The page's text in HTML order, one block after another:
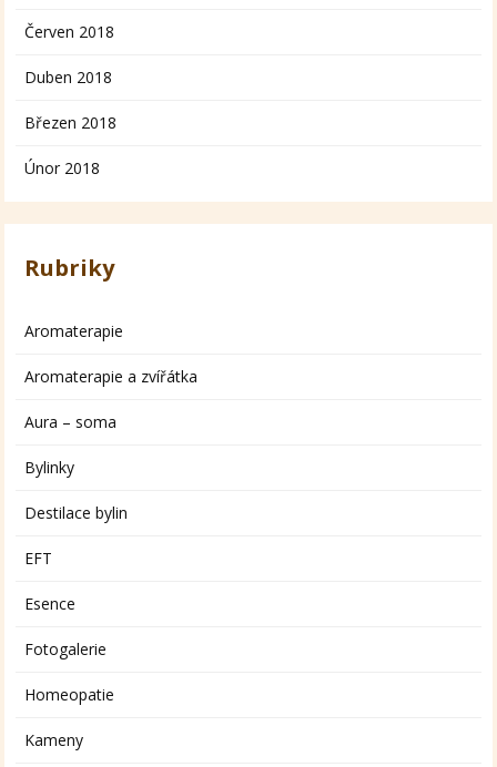
Červen 2018
Duben 2018
Březen 2018
Únor 2018
Rubriky
Aromaterapie
Aromaterapie a zvířátka
Aura – soma
Bylinky
Destilace bylin
EFT
Esence
Fotogalerie
Homeopatie
Kameny